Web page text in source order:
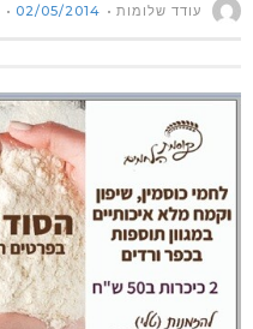
עודד שלומות 02/05/2014